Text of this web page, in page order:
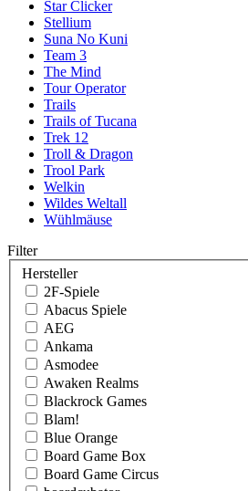
Star Clicker
Stellium
Suna No Kuni
Team 3
The Mind
Tour Operator
Trails
Trails of Tucana
Trek 12
Troll & Dragon
Trool Park
Welkin
Wildes Weltall
Wühlmäuse
Filter
Hersteller
2F-Spiele
Abacus Spiele
AEG
Ankama
Asmodee
Awaken Realms
Blackrock Games
Blam!
Blue Orange
Board Game Box
Board Game Circus